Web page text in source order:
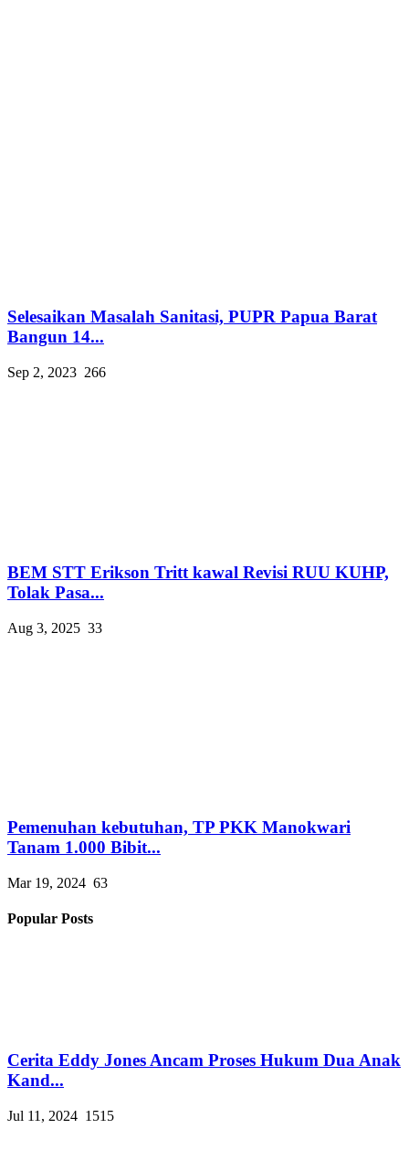
Selesaikan Masalah Sanitasi, PUPR Papua Barat
Bangun 14...
Sep 2, 2023 266
BEM STT Erikson Tritt kawal Revisi RUU KUHP,
Tolak Pasa...
Aug 3, 2025 33
Pemenuhan kebutuhan, TP PKK Manokwari
Tanam 1.000 Bibit...
Mar 19, 2024 63
Popular Posts
Cerita Eddy Jones Ancam Proses Hukum Dua Anak
Kand...
Jul 11, 2024 1515